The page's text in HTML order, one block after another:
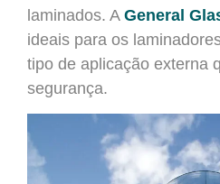
laminados. A General
ideais para os
tipo de aplicação externa
segurança.